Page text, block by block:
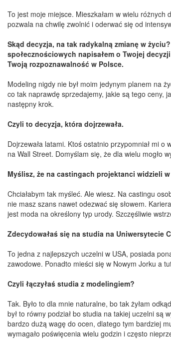
To jest moje miejsce. Mieszkałam w wielu
pozwala na chwilę zwolnić i oderwać się od
Skąd decyzja, na tak radykalną zmianę w
społecznościowych napisałem o Twojej
Twoją rozpoznawalność w Polsce.
Modeling nigdy nie był moim jedynym planem na
co tak naprawdę sprzedajemy, jakie są tego ceny,
następny krok.
Czyli to decyzja, która dojrzewała.
Dojrzewała latami. Ktoś ostatnio przypomniał mi
na Wall Street. Domyślam się, że dla wielu mogło
Myślisz, że na castingach projektanci widzieli
Chciałabym tak myśleć. Ale wiesz. Na castingu
nie masz szans nawet odezwać się słowem.
jest moda na określony typ urody. Szczęśliwie
Zdecydowałaś się na studia na Uniwersytecie
To jedna z najlepszych uczelni w USA, posiada
zawodowe. Ponadto mieści się w Nowym Jorku a
Czyli łączyłaś studia z modelingiem?
Tak. Było to dla mnie naturalne, bo tak żyłam
był to równy podział bo studia na takiej uczelni są
bardzo dużą wagę do ocen, dlatego tym bardziej
wymagało poświęcenia wielu godzin i często